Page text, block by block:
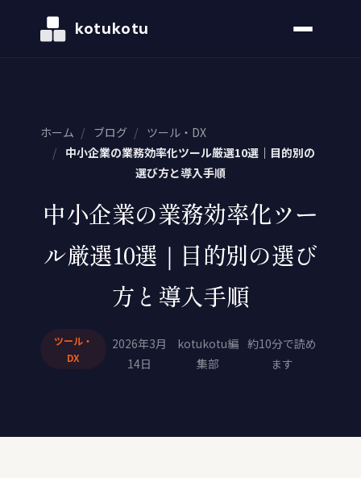
kotukotu
ホーム / ブログ / ツール・DX
/ 中小企業の業務効率化ツール厳選10選｜目的別の
選び方と導入手順
中小企業の業務効率化ツー
ル厳選10選｜目的別の選び
方と導入手順
ツール・
DX
2026年3月
14日
kotukotu編
集部
約10分で読め
ます